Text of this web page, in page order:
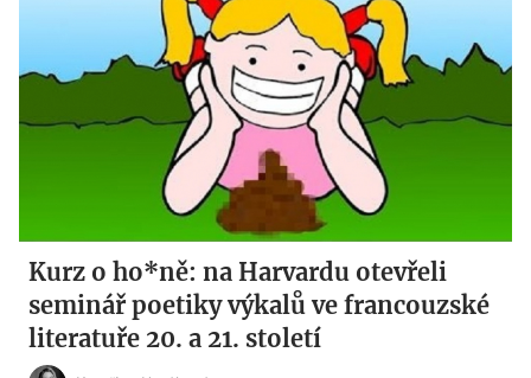
Kurz o ho*ně: na Harvardu otevřeli
seminář poetiky výkalů ve francouzské
literatuře 20. a 21. století